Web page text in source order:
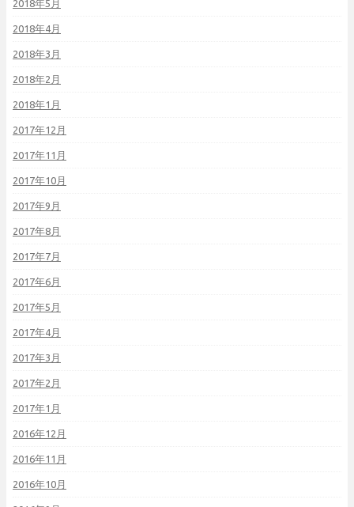
2018年5月
2018年4月
2018年3月
2018年2月
2018年1月
2017年12月
2017年11月
2017年10月
2017年9月
2017年8月
2017年7月
2017年6月
2017年5月
2017年4月
2017年3月
2017年2月
2017年1月
2016年12月
2016年11月
2016年10月